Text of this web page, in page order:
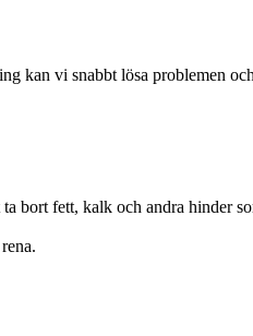
kan vi snabbt lösa problemen
bort fett, kalk och andra hinder